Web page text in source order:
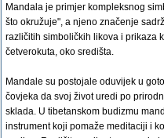
Mandala je primjer kompleksnog
što okružuje", a njeno značenje
različitih simboličkih likova i prikaza
četverokuta, oko središta.
Mandale su postojale oduvijek u
čovjeka da svoj život uredi po
sklada. U tibetanskom budizmu
instrument koji pomaže meditaciji i